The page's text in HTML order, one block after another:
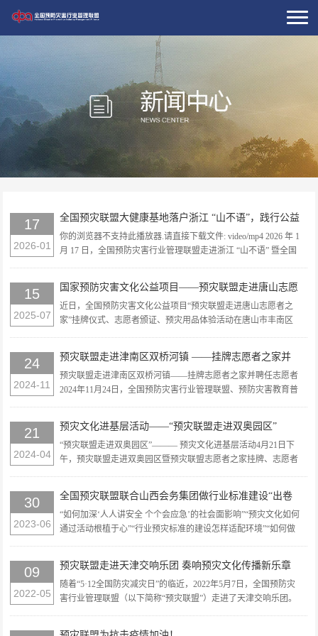
2026-01
17
全国预灾联盟大健康基地落户浙江 “山不语”，践行公益
携手筑牢安全健康防线
你的浏览器不支持此播放器.请直接下载文件: video/mp4 2026 年 1
月 17 日，全国预防灾害行业管理联盟走进浙江 “山不语” 暨全国
2025-07
15
国家预防灾害文化公益项目——预灾联盟走进唐山志愿
者之家
近日，全国预防灾害文化公益项目“预灾联盟走进唐山志愿者之
家”挂牌仪式、志愿者颁证、预灾用品体验活动在唐山市丰南区
金管委会秘书长...
2024-11
24
预灾联盟走进津南区双桥河镇 ——挂牌志愿者之家并
聘任志愿者
预灾联盟走进津南区双桥河镇——挂牌志愿者之家并聘任志愿者
2024年11月24日，全国预防灾害行业管理联盟、预防灾害教育普
颁证、预...
2024-04
21 预灾文化进基层活动——“预灾联盟走进双奥园区”
“预灾联盟走进双奥园区”——— 预灾文化进基层活动4月21日下
午，预灾联盟走进双奥园区暨预灾联盟志愿者之家挂牌、志愿者
领导有：国...
2023-06
30
全国预灾联盟联合山西会务集团做行业标准建设“出卷
人”
“如何加深‘人人讲安全 个个会应急’的社会面影响”“预灾文化如何
通过活动根植于心”“行业预灾标准的建设怎样适配环境”“如何做
2022-05
09 预灾联盟走进天津交响乐团 奏响预灾文化传播新乐章
随着“5·12全国防灾减灾日”的临近，2022年5月7日，全国预防灾
害行业管理联盟（以下简称“预灾联盟”）走进了天津交响乐团。